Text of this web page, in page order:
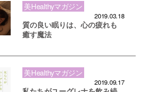
美Healthyマガジン
2019.03.18
質の良い眠りは、心の疲れも
癒す魔法
美Healthyマガジン
2019.09.17